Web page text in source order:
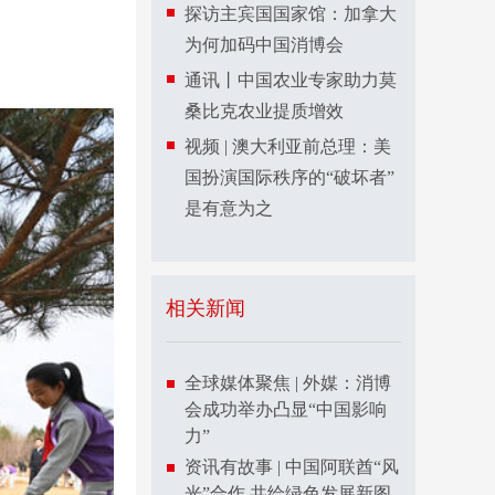
探访主宾国国家馆：加拿大
为何加码中国消博会
通讯丨中国农业专家助力莫
桑比克农业提质增效
视频 | 澳大利亚前总理：美
国扮演国际秩序的“破坏者”
是有意为之
相关新闻
全球媒体聚焦 | 外媒：消博
会成功举办凸显“中国影响
力”
资讯有故事 | 中国阿联酋“风